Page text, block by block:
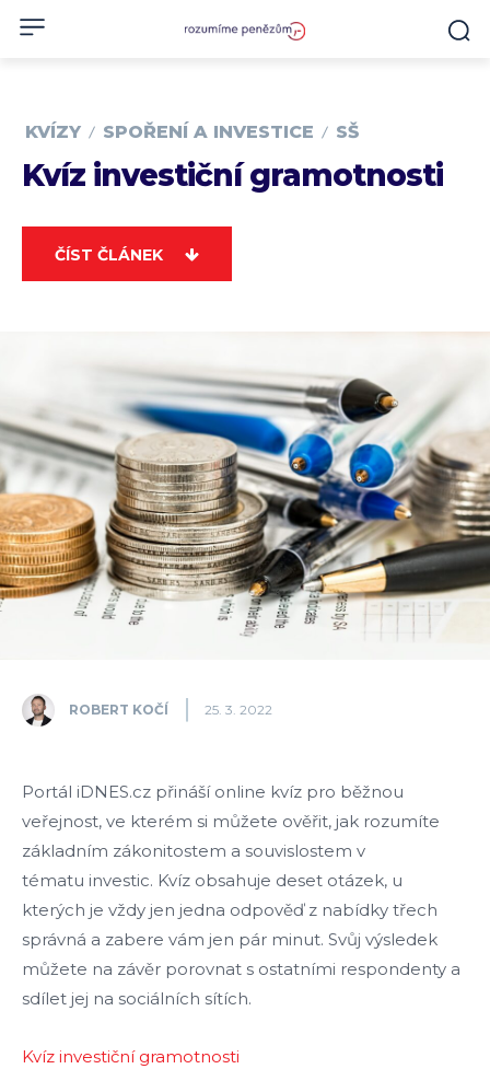
KVÍZY SPOŘENÍ A INVESTICE SŠ
Kvíz investiční gramotnosti
ČÍST ČLÁNEK
ROBERT KOČÍ 25. 3. 2022
Portál iDNES.cz přináší online kvíz pro běžnou
veřejnost, ve kterém si můžete ověřit, jak rozumíte
základním zákonitostem a souvislostem v
tématu investic. Kvíz obsahuje deset otázek, u
kterých je vždy jen jedna odpověď z nabídky třech
správná a zabere vám jen pár minut. Svůj výsledek
můžete na závěr porovnat s ostatními respondenty a
sdílet jej na sociálních sítích.
Kvíz investiční gramotnosti